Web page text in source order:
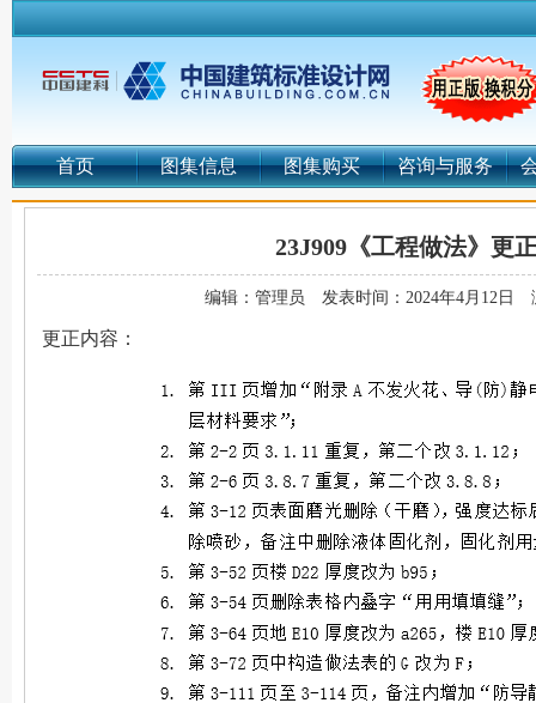
首页 图集信息 图集购买 咨询与服务
23J909《工程做法》更
编辑：管理员 发表时间：2024年4月12日
更正内容：